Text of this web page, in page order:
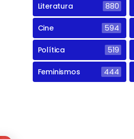
Literatura 880
Cine 594
Política 519
Feminismos 444